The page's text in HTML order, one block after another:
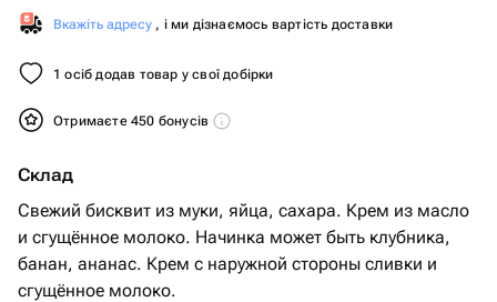
Вкажіть адресу , і ми дізнаємось вартість доставки
1 осіб додав товар у свої добірки
Отримаєте 450 бонусів
Склад
Свежий бисквит из муки, яйца, сахара. Крем из масло
и сгущённое молоко. Начинка может быть клубника,
банан, ананас. Крем с наружной стороны сливки и
сгущённое молоко.